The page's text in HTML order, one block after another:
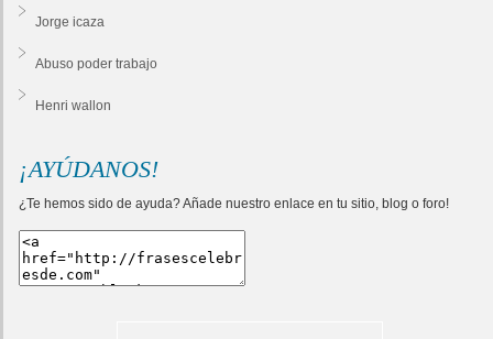
Jorge icaza
Abuso poder trabajo
Henri wallon
¡AYÚDANOS!
¿Te hemos sido de ayuda? Añade nuestro enlace en tu sitio, blog o foro!